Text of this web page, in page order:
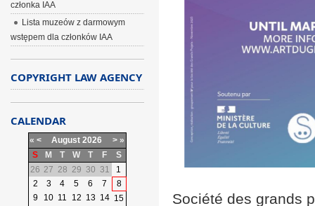
Société des grands
członka IAA
Lista muzeów z darmowym
wstępem dla członków IAA
COPYRIGHT LAW AGENCY
CALENDAR
« < August 2026 > »
S
M T W T F
S
26 27 28 29 30 31
1
2
3 4 5 6 7
8
9
10 11 12 13 14 15